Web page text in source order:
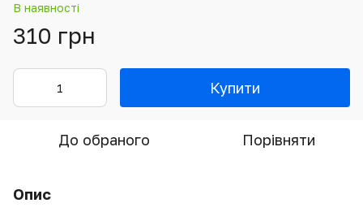
В наявності
310 грн
Купити
До обраного Порівняти
Опис